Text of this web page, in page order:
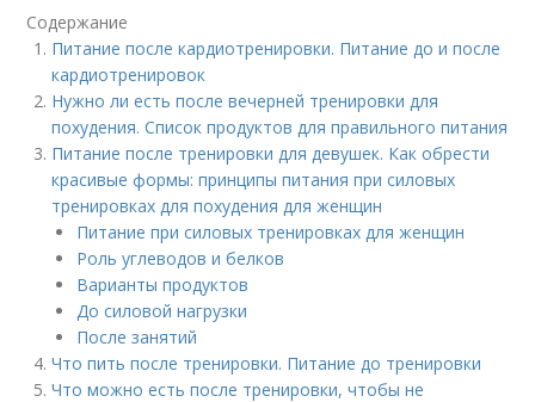
Содержание
Питание после кардиотренировки. Питание до и после
кардиотренировок
Нужно ли есть после вечерней тренировки для
похудения. Список продуктов для правильного питания
Питание после тренировки для девушек. Как обрести
красивые формы: принципы питания при силовых
тренировках для похудения для женщин
Питание при силовых тренировках для женщин
Роль углеводов и белков
Варианты продуктов
До силовой нагрузки
После занятий
Что пить после тренировки. Питание до тренировки
Что можно есть после тренировки, чтобы не